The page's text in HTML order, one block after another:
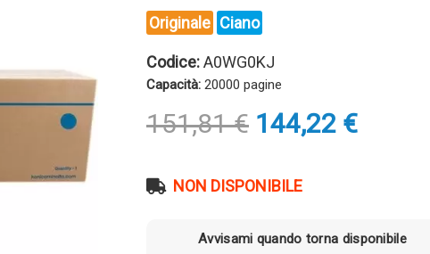
Originale Ciano
Codice:A0WG0KJ
Capacità: 20000 pagine
151,81€ Il
prezzo
era:
144,22 €Il
NON DISPONIBILE
Avvisami quando torna disponibile